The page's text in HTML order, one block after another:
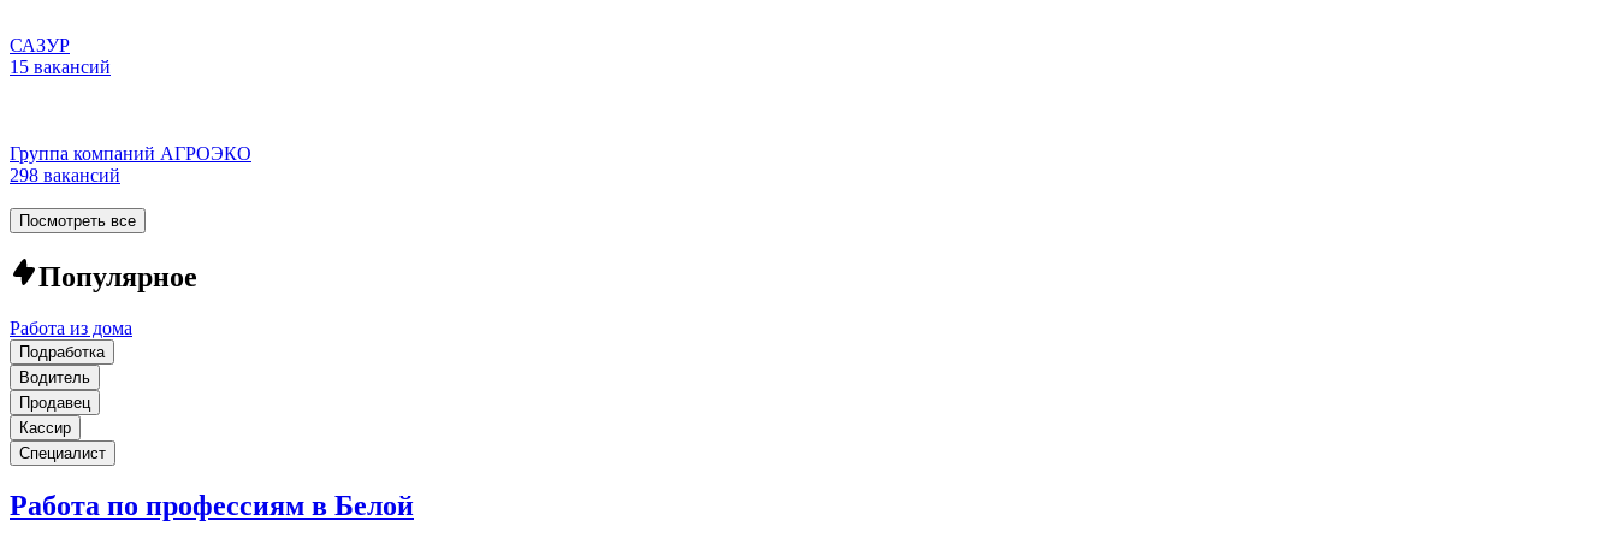
САЗУР
15 вакансий
Группа компаний АГРОЭКО
298 вакансий
Посмотреть все
Популярное
Работа из дома
Подработка
Водитель
Продавец
Кассир
Специалист
Работа по профессиям в Белой